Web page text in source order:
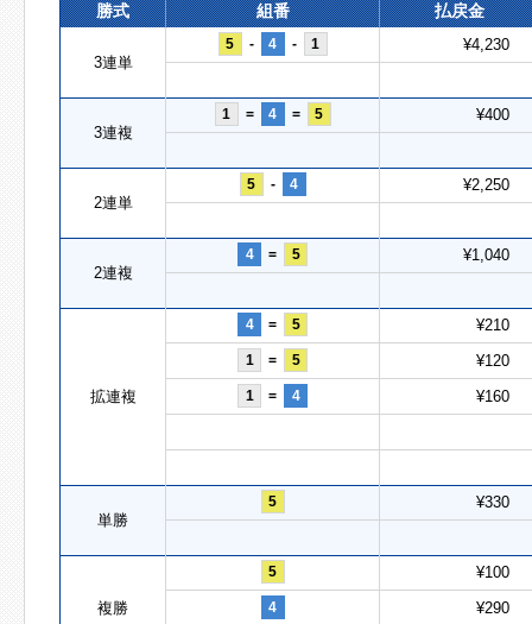
勝式 組番 払戻金
3連単
5 - 4 - 1 ¥4,230
3連複
1 = 4 = 5 ¥400
2連単
5 - 4 ¥2,250
2連複
4 = 5 ¥1,040
拡連複
4 = 5 ¥210
1 = 5 ¥120
1 = 4 ¥160
単勝
5 ¥330
複勝
5 ¥100
4 ¥290